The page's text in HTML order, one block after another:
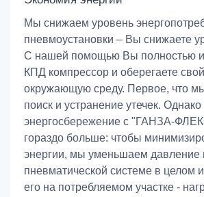
Мы снижаем уровень
пневмоустановки – Вы снижаете
С нашей помощью Вы полностью
КПД компрессор и оберегаете
окружающую среду. Первое, что
поиск и устранение утечек. Однако
энергосбережение с "ГАНЗА-
гораздо больше: чтобы
энергии, мы уменьшаем давление
пневматической системе в целом
его на потребляемом участке -